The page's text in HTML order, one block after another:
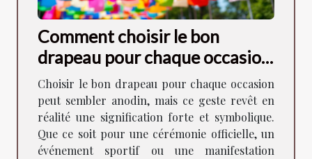
Comment choisir le bon
drapeau pour chaque occasion
?
Choisir le bon drapeau pour chaque occasion
peut sembler anodin, mais ce geste revêt en
réalité une signification forte et symbolique.
Que ce soit pour une cérémonie officielle, un
événement sportif ou une manifestation